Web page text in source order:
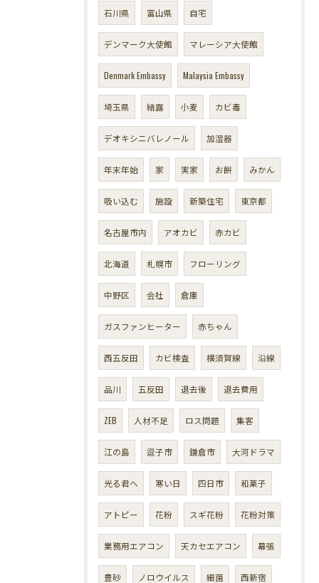
石川県 富山県 自宅
デンマーク大使館 マレーシア大使館
Denmark Embassy Malaysia Embassy
埼玉県 結露 小麦 カビ毒
デオキシニバレノール 加湿器
年末年始 家 実家 お餅 みかん
吸い込む 施設 新築住宅 東京都
名古屋市内 アオカビ 赤カビ
北海道 札幌市 フローリング
中野区 会社 倉庫
ガスファンヒーター 赤ちゃん
西五反田 カビ検査 横須賀線 沿線
品川 五反田 退去後 退去費用
ZEB 人材不足 ロス問題 集客
江の島 逗子市 鎌倉市 大河ドラマ
光る君へ 寒い日 四日市 和菓子
アトピー 花粉 スギ花粉 花粉対策
業務用エアコン 天カセエアコン 幕張
豊砂 ノロウイルス 細菌 西新宿